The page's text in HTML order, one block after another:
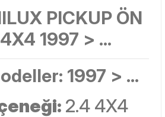
PICKUP ÖN
1997 > ...
1997 > ...
2.4 4X4